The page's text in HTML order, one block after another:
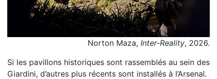
Norton Maza, Inter-Reality, 2026.
Si les pavillons historiques sont rassemblés au sein des
Giardini, d’autres plus récents sont installés à l’Arsenal.